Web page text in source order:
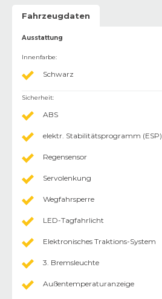
Fahrzeugdaten
Ausstattung
Innenfarbe:
Schwarz
Sicherheit:
ABS
elektr. Stabilitätsprogramm (ESP)
Regensensor
Servolenkung
Wegfahrsperre
LED-Tagfahrlicht
Elektronisches Traktions-System
3. Bremsleuchte
Außentemperaturanzeige